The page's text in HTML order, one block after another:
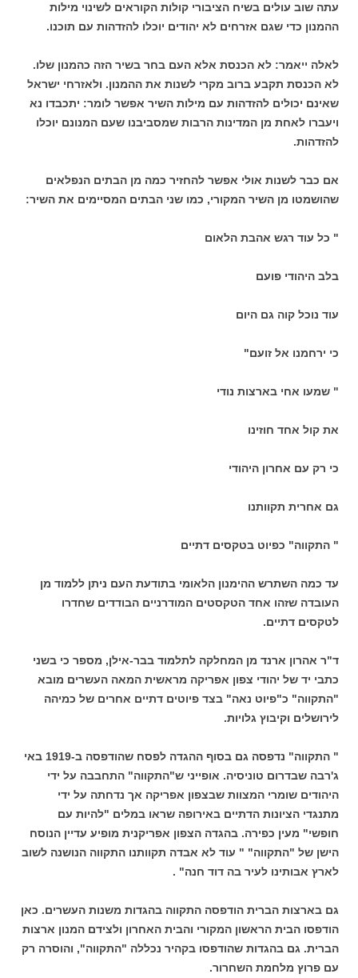
עתה שוב עולים בשיח הציבורי קולות הקוראים לשינוי מילות
ההמנון כדי שגם אזרחים לא יהודים יוכלו להזדהות עם תוכנו.
לאלה ייאמר: לא הכנסת אלא העם בחר בשיר הזה כהמנון שלו.
לא הכנסת תקבע ברוב מקרי לשנות את ההמנון. ולאזרחי ישראל
שאינם יכולים להזדהות עם מילות השיר אפשר לומר: יתכבדו נא
ויעברו לאחת מן המדינות הרבות שמסביבנו שעם המנונם יוכלו
להזדהות.
אם כבר לשנות אולי אפשר להחזיר כמה מן הבתים הנפלאים
שהושמטו מן השיר המקורי, כמו שני הבתים המסיימים את השיר:
" כל עוד רגש אהבת הלאום
בלב היהודי פועם
עוד נוכל קוה גם היום
כי ירחמנו אל זועם"
" שמעו אחי בארצות נודי
את קול אחד חוזינו
כי רק עם אחרון היהודי
גם אחרית תקוותנו
" התקווה" כפיוט בטקסים דתיים
עד כמה השתרש ההימנון הלאומי בתודעת העם ניתן ללמוד מן
העובדה שזהו אחד הטקסטים המודרניים הבודדים שחדרו
לטקסים דתיים.
ד"ר אהרון ארנד מן המחלקה לתלמוד בבר-אילן, מספר כי בשני
כתבי יד של יהודי צפון אפריקה מראשית המאה העשרים מובא
"התקווה" כ"פיוט נאה" בצד פיוטים דתיים אחרים של כמיהה
לירושלים וקיבוץ גלויות.
" התקווה" נדפסה גם בסוף ההגדה לפסח שהודפסה ב-1919 באי
ג'רבה שבדרום טוניסיה. אופייני ש"התקווה" התחבבה על ידי
היהודים שומרי המצוות שבצפון אפריקה אך נדחתה על ידי
מתנגדי הציונות הדתיים באירופה שראו במלים "להיות עם
חופשי" מעין כפירה. בהגדה הצפון אפריקנית מופיע עדיין הנוסח
הישן של "התקווה" " עוד לא אבדה תקוותנו התקווה הנושנה לשוב
לארץ אבותינו לעיר בה דוד חנה" .
גם בארצות הברית הודפסה התקווה בהגדות משנות העשרים. כאן
הודפסו הבית הראשון המקורי והבית האחרון ולצידם המנון ארצות
הברית. גם בהגדות שהודפסו בקהיר נכללה "התקווה", והוסרה רק
עם פרוץ מלחמת השחרור.